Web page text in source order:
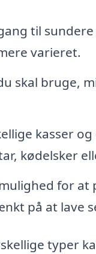
til
varieret.
skal bruge,
kasser
kødelsker
for at
på at lave
typer